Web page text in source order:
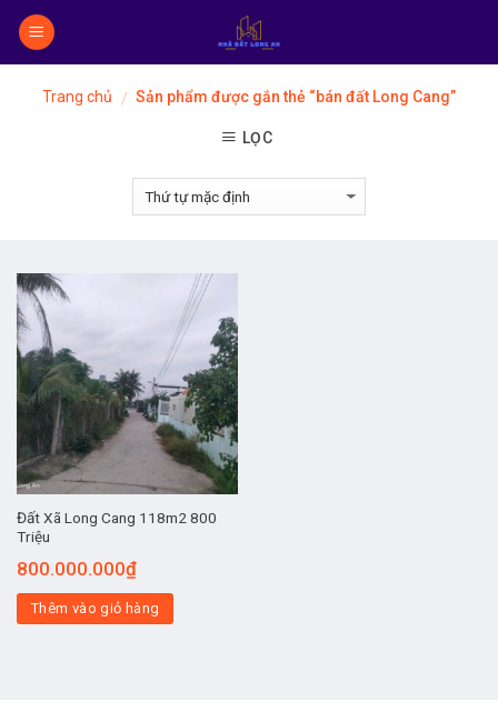
Skip
content
Trang chủ / Sản phẩm được gắn thẻ “bán đất Long Cang”
LỌC
Đất Xã Long Cang 118m2 800
Triệu
800.000.000₫
Thêm vào giỏ hàng